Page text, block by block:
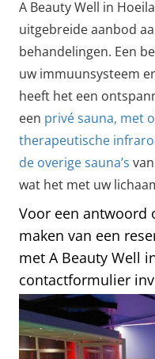
A Beauty Well in
uitgebreide aanbod
behandelingen. Een
uw immuunsysteem
heeft het een
een privé sauna, met
therapeutische
de overige sauna’s
wat het met uw
Voor een antwoord
maken van een
met A Beauty Well
contactformulier